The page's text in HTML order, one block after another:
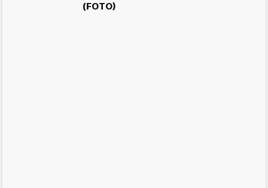
(FOTO)